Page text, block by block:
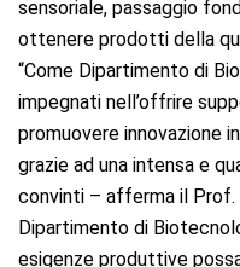
sensoriale, passaggio
ottenere prodotti della
“Come Dipartimento di
impegnati nell’offrire
promuovere innovazione
grazie ad una intensa e
convinti – afferma il Prof.
Dipartimento di
esigenze produttive